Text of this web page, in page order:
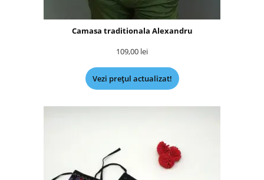
Camasa traditionala Alexandru
109,00 lei
Vezi prețul actualizat!